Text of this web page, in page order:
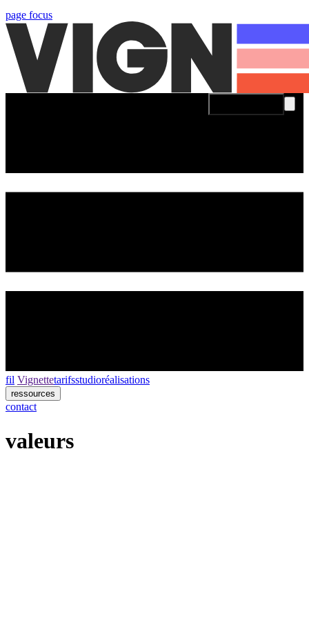
page focus
fil Vignettetarifsstudioréalisations
ressources
contact
valeurs